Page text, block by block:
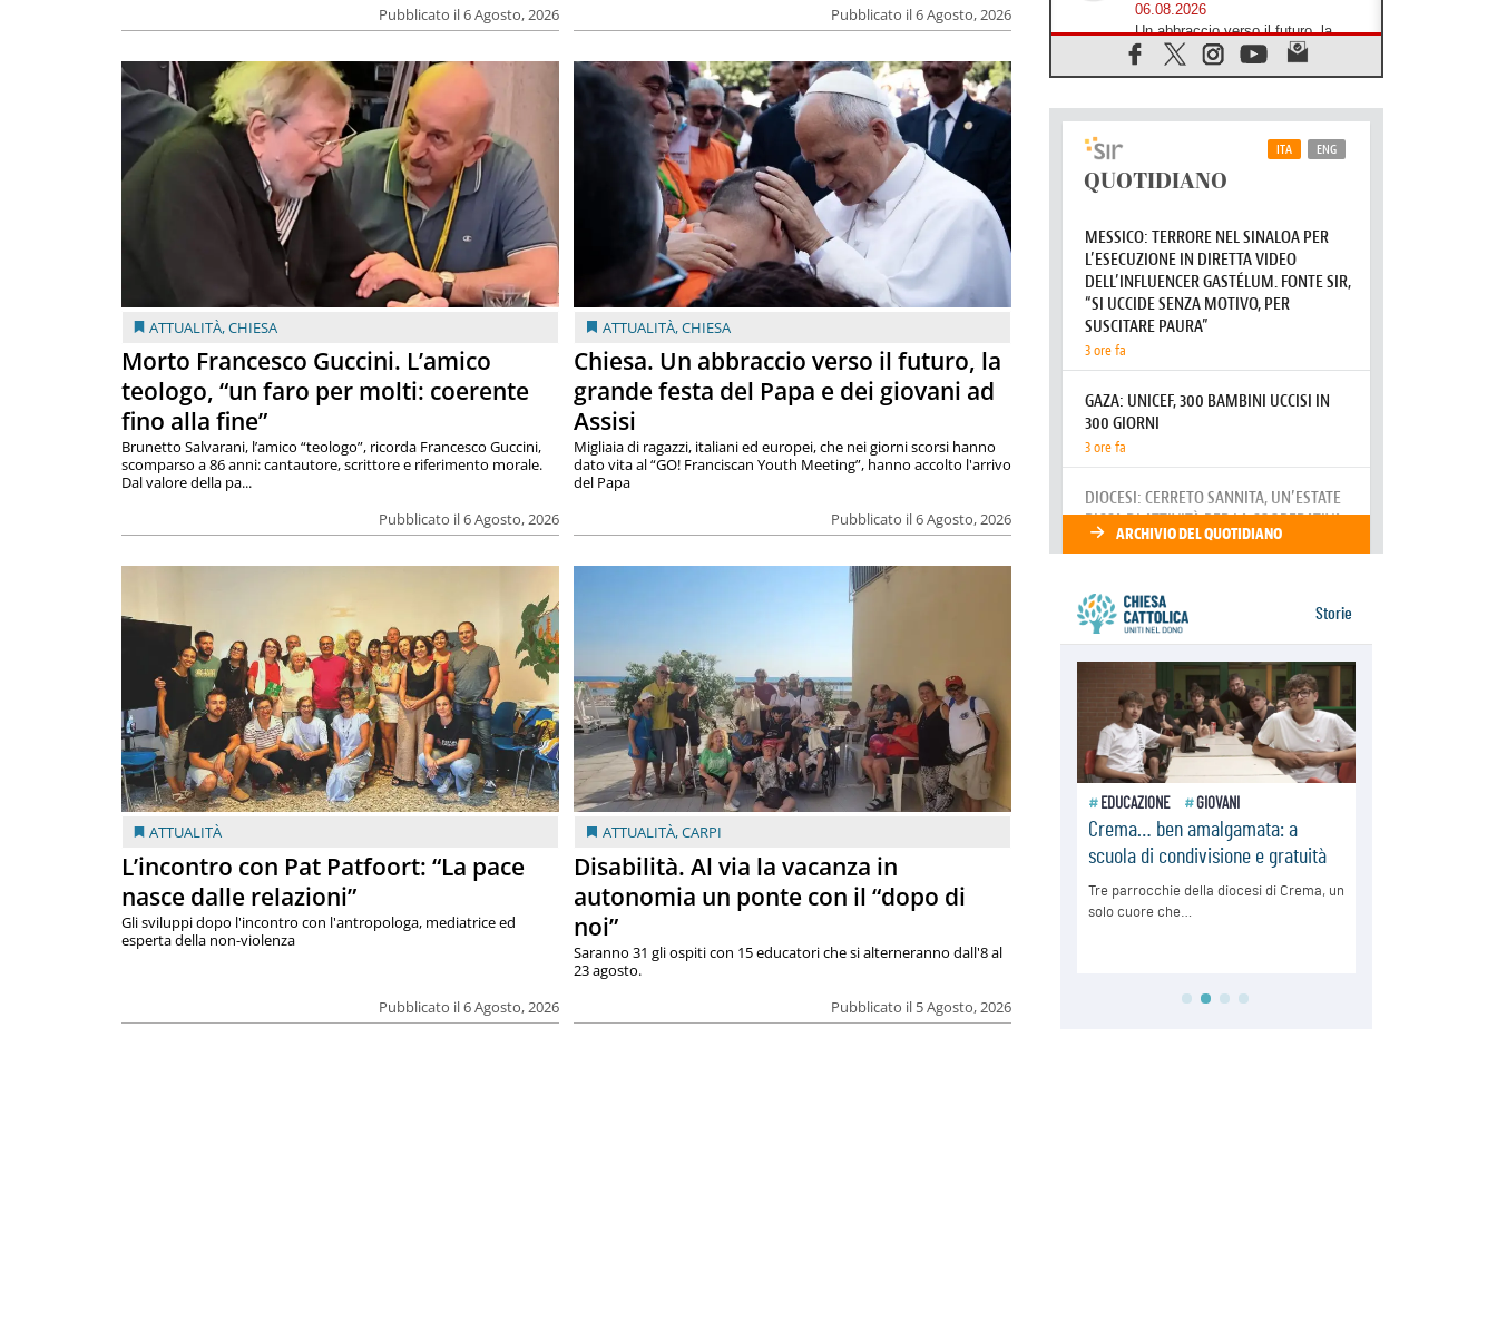
Pubblicato il 6 Agosto, 2026 Pubblicato il 6 Agosto, 2026
ATTUALITÀ,CHIESA
Morto Francesco Guccini. L’amico
teologo, “un faro per molti: coerente
fino alla fine”
Pubblicato il 6 Agosto, 2026
Brunetto Salvarani, l’amico “teologo”, ricorda Francesco Guccini,
scomparso a 86 anni: cantautore, scrittore e riferimento morale.
Dal valore della pa...
ATTUALITÀ,CHIESA
Chiesa. Un abbraccio verso il futuro, la
grande festa del Papa e dei giovani ad
Assisi
Pubblicato il 6 Agosto, 2026
Migliaia di ragazzi, italiani ed europei, che nei giorni scorsi hanno
dato vita al “GO! Franciscan Youth Meeting”, hanno accolto l'arrivo
del Papa
ATTUALITÀ
L’incontro con Pat Patfoort: “La pace
nasce dalle relazioni”
Pubblicato il 6 Agosto, 2026
Gli sviluppi dopo l'incontro con l'antropologa, mediatrice ed
esperta della non-violenza
ATTUALITÀ,CARPI
Disabilità. Al via la vacanza in
autonomia un ponte con il “dopo di
noi”
Pubblicato il 5 Agosto, 2026
Saranno 31 gli ospiti con 15 educatori che si alterneranno dall'8 al
23 agosto.
06.08.2026
Un abbraccio verso il futuro, la
grande festa del Papa e dei giovani
ad Assisi
Il grazie dei giovani al Papa: "Oggi
ci sentiamo Chiesa"
Leone XIV: la rivoluzione del
Vangelo abbatte i muri che
06.08.2026
Fra Marco Vianelli: alla scuola di
san Francesco per imparare il
Vangelo della pace
06.08.2026
Hiroshima, ad 81 anni dalla bomba
mondiale
06.08.2026
Il Papa con i giovani ad Assisi:
costruire la civiltà dell'amore non
Hiroshima e Nagasaki, 81 anni
dopo. Al via i "dieci giorni di
preghiera per la pace"